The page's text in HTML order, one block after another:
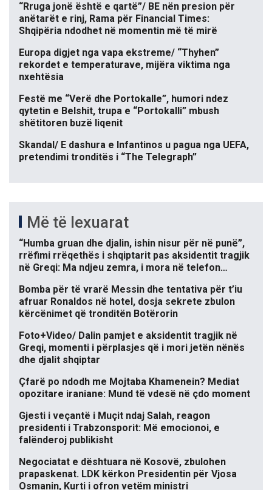
“Rruga jonë është e qartë”/ BE nën presion për
anëtarët e rinj, Rama për Financial Times:
Shqipëria ndodhet në momentin më të mirë
Europa digjet nga vapa ekstreme/ “Thyhen”
rekordet e temperaturave, mijëra viktima nga
nxehtësia
Festë me “Verë dhe Portokalle”, humori ndez
qytetin e Belshit, trupa e “Portokalli” mbush
shëtitoren buzë liqenit
Skandal/ E dashura e Infantinos u pagua nga UEFA,
pretendimi tronditës i “The Telegraph”
Më të lexuarat
“Humba gruan dhe djalin, ishin nisur për në punë”,
rrëfimi rrëqethës i shqiptarit pas aksidentit tragjik
në Greqi: Ma ndjeu zemra, i mora në telefon…
Bomba për të vrarë Messin dhe tentativa për t’iu
afruar Ronaldos në hotel, dosja sekrete zbulon
kërcënimet që tronditën Botërorin
Foto+Video/ Dalin pamjet e aksidentit tragjik në
Greqi, momenti i përplasjes që i mori jetën nënës
dhe djalit shqiptar
Çfarë po ndodh me Mojtaba Khamenein? Mediat
opozitare iraniane: Mund të vdesë në çdo moment
Gjesti i veçantë i Muçit ndaj Salah, reagon
presidenti i Trabzonsporit: Më emocionoi, e
falënderoj publikisht
Negociatat e dështuara në Kosovë, zbulohen
prapaskenat. LDK kërkon Presidentin për Vjosa
Osmanin, Kurti i ofron vetëm ministri